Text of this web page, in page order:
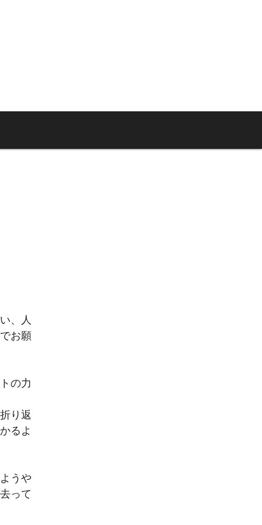
、人
お願
の力
り返
るよ
うや
って